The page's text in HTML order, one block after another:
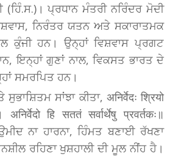
(ਹਿੰ.ਸ.)। ਪ੍ਰਧਾਨ ਮੰਤਰੀ ਨਰਿੰਦਰ ਮੋਦੀ
ਨਿਰੰਤਰ ਯਤਨ ਅਤੇ ਸਕਾਰਾਤਮਕ
ਕੁੰਜੀ ਹਨ। ਉਨ੍ਹਾਂ ਵਿਸ਼ਵਾਸ ਪ੍ਰਗਟ
ਇਨ੍ਹਾਂ ਗੁਣਾਂ ਨਾਲ, ਵਿਕਸਤ ਭਾਰਤ ਦੇ
ਸਮਰਪਿਤ ਹਨ।
ਸਾਂਝਾ ਕੀਤਾ, अनिर्वेदः श्रियो
हि सततं सर्वार्थेषु प्रवर्तकः॥
ਨਾ ਹਾਰਨਾ, ਹਿੰਮਤ ਬਣਾਈ ਰੱਖਣਾ
ਰਹਿਣਾ ਖੁਸ਼ਹਾਲੀ ਦੀ ਮੂਲ ਨੀਂਹ ਹੈ।